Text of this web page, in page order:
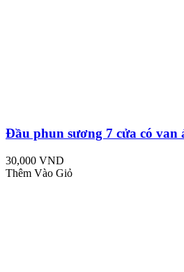
Đầu phun sương 7 cửa có van
30,000 VND
Thêm Vào Giỏ